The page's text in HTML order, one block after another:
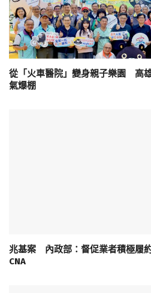
從「火車醫院」變身親子樂園 高
氣爆棚
兆基案 內政部：督促業者積極履
CNA